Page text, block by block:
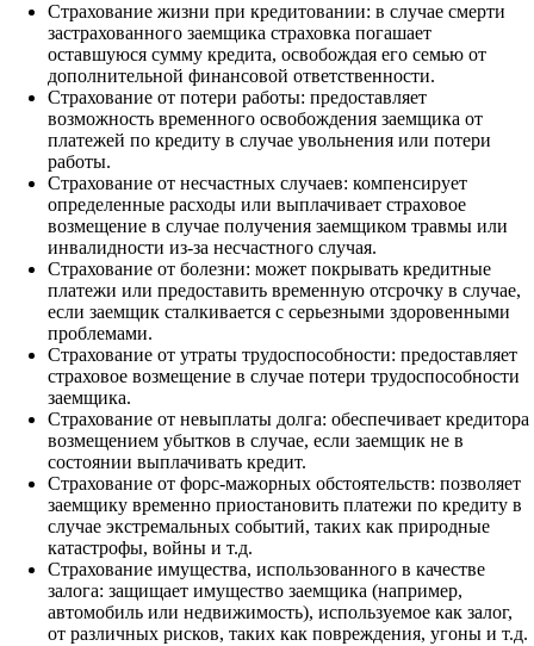
Страхование жизни при кредитовании: в случае смерти
застрахованного заемщика страховка погашает
оставшуюся сумму кредита, освобождая его семью от
дополнительной финансовой ответственности.
Страхование от потери работы: предоставляет
возможность временного освобождения заемщика от
платежей по кредиту в случае увольнения или потери
работы.
Страхование от несчастных случаев: компенсирует
определенные расходы или выплачивает страховое
возмещение в случае получения заемщиком травмы или
инвалидности из-за несчастного случая.
Страхование от болезни: может покрывать кредитные
платежи или предоставить временную отсрочку в случае,
если заемщик сталкивается с серьезными здоровенными
проблемами.
Страхование от утраты трудоспособности: предоставляет
страховое возмещение в случае потери трудоспособности
заемщика.
Страхование от невыплаты долга: обеспечивает кредитора
возмещением убытков в случае, если заемщик не в
состоянии выплачивать кредит.
Страхование от форс-мажорных обстоятельств: позволяет
заемщику временно приостановить платежи по кредиту в
случае экстремальных событий, таких как природные
катастрофы, войны и т.д.
Страхование имущества, использованного в качестве
залога: защищает имущество заемщика (например,
автомобиль или недвижимость), используемое как залог,
от различных рисков, таких как повреждения, угоны и т.д.